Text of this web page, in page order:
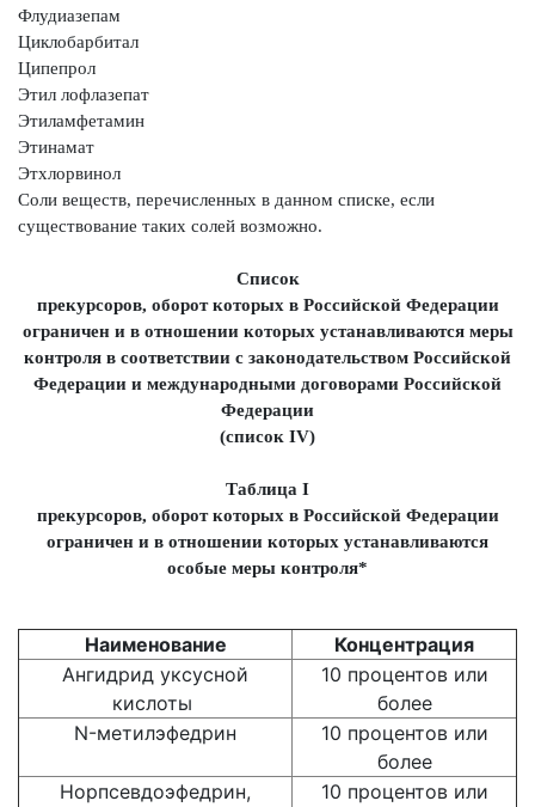
Флудиазепам
Циклобарбитал
Ципепрол
Этил лофлазепат
Этиламфетамин
Этинамат
Этхлорвинол
Соли веществ, перечисленных в данном списке, если
существование таких солей возможно.
Список
прекурсоров, оборот которых в Российской Федерации
ограничен и в отношении которых устанавливаются меры
контроля в соответствии с законодательством Российской
Федерации и международными договорами Российской
Федерации
(список IV)
Таблица I
прекурсоров, оборот которых в Российской Федерации
ограничен и в отношении которых устанавливаются
особые меры контроля*
Наименование
Концентрация
Ангидрид уксусной
кислоты
10 процентов или
более
N-метилэфедрин
10 процентов или
более
Норпсевдоэфедрин,
10 процентов или